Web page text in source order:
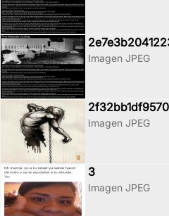
Imagen JPEG
Imagen JPEG
3
Imagen JPEG